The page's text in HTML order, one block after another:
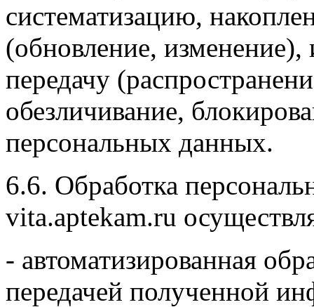
систематизацию,
(обновление, изменение),
передачу
обезличивание,
персональных данных.
6.6. Обработка
vita.aptekam.ru
- автоматизированная
передачей полученной